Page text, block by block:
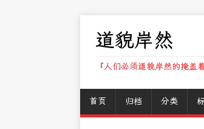
道貌岸然
『人们必须道貌岸然的掩
首页 归档 分类